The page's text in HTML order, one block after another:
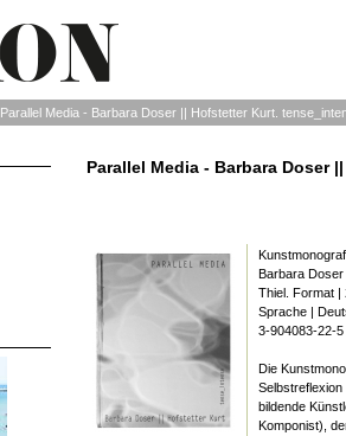
Parallel Media - Barbara Doser || Hofstetter Kurt.
Parallel Media - Barbara Doser
Barbara
Thiel. Format |
Sprache |
3-904083-22-5
Die
bildende
Komponist),